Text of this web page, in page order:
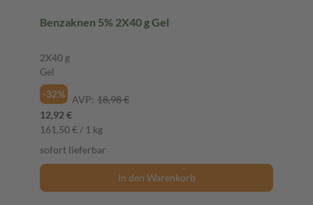
Benzaknen 5% 2X40 g Gel
2X40 g
Gel
-32%
AVP: 18,98 €
12,92 €
161,50 € / 1 kg
sofort lieferbar
In den Warenkorb